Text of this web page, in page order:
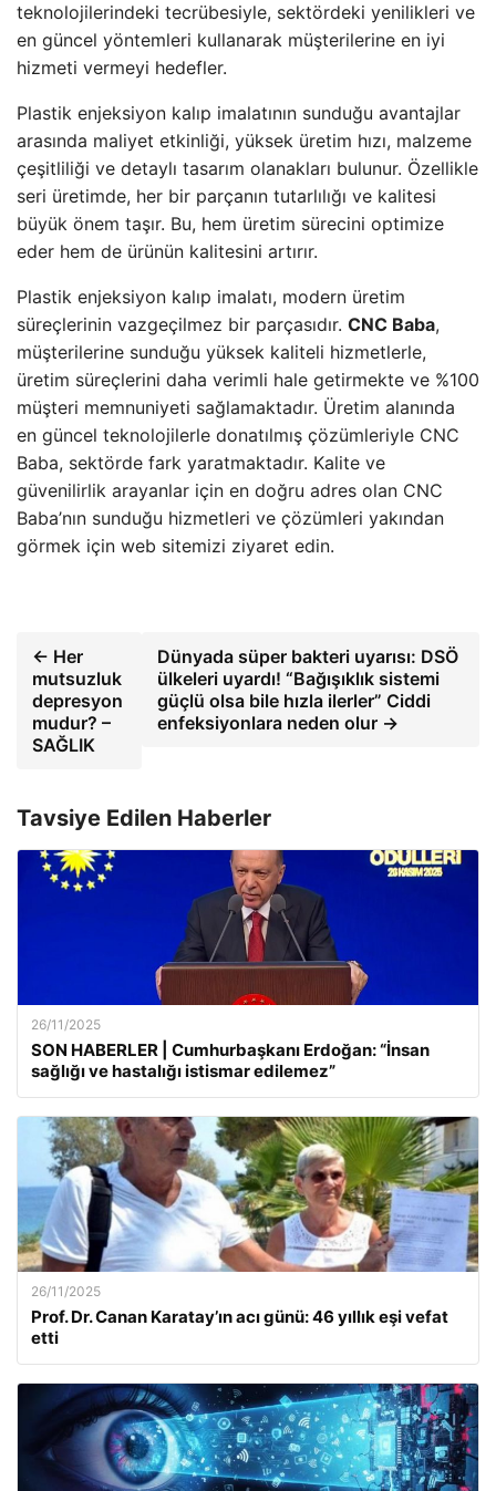
teknolojilerindeki tecrübesiyle, sektördeki yenilikleri ve
en güncel yöntemleri kullanarak müşterilerine en iyi
hizmeti vermeyi hedefler.
Plastik enjeksiyon kalıp imalatının sunduğu avantajlar
arasında maliyet etkinliği, yüksek üretim hızı, malzeme
çeşitliliği ve detaylı tasarım olanakları bulunur. Özellikle
seri üretimde, her bir parçanın tutarlılığı ve kalitesi
büyük önem taşır. Bu, hem üretim sürecini optimize
eder hem de ürünün kalitesini artırır.
Plastik enjeksiyon kalıp imalatı, modern üretim
süreçlerinin vazgeçilmez bir parçasıdır. CNC Baba,
müşterilerine sunduğu yüksek kaliteli hizmetlerle,
üretim süreçlerini daha verimli hale getirmekte ve %100
müşteri memnuniyeti sağlamaktadır. Üretim alanında
en güncel teknolojilerle donatılmış çözümleriyle CNC
Baba, sektörde fark yaratmaktadır. Kalite ve
güvenilirlik arayanlar için en doğru adres olan CNC
Baba’nın sunduğu hizmetleri ve çözümleri yakından
görmek için web sitemizi ziyaret edin.
← Her
mutsuzluk
depresyon
mudur? –
SAĞLIK
Dünyada süper bakteri uyarısı: DSÖ
ülkeleri uyardı! “Bağışıklık sistemi
güçlü olsa bile hızla ilerler” Ciddi
enfeksiyonlara neden olur →
Tavsiye Edilen Haberler
26/11/2025
SON HABERLER | Cumhurbaşkanı Erdoğan: “İnsan
sağlığı ve hastalığı istismar edilemez”
26/11/2025
Prof. Dr. Canan Karatay’ın acı günü: 46 yıllık eşi vefat
etti